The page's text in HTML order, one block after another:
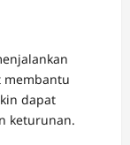
membantu
dapat
keturunan.